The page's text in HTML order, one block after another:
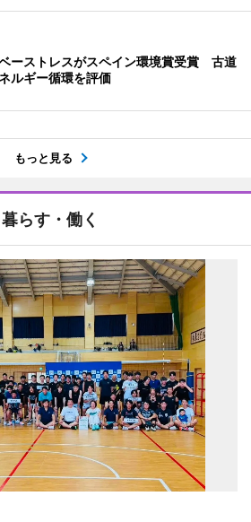
ーストレスがスペイン環境賞受賞 古道
ルギー循環を評価
もっと見る
暮らす・働く